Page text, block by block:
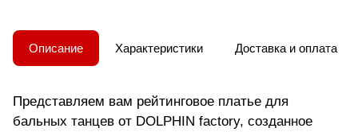
Описание Характеристики Доставка и оплата
Представляем вам рейтинговое платье для
бальных танцев от DOLPHIN factory, созданное